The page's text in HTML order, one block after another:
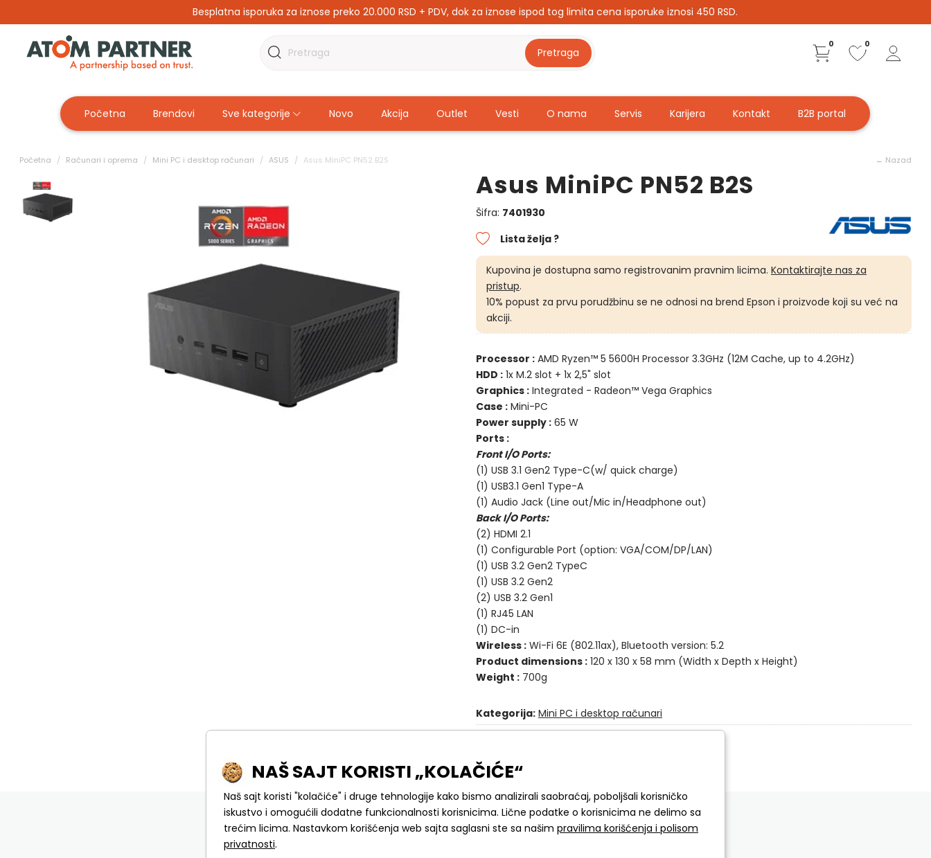
Besplatna isporuka za iznose preko 20.000 RSD + PDV, dok za iznose ispod tog limita cena isporuke iznosi 450 RSD.
0 0
Početna Brendovi Sve kategorije Novo Akcija Outlet Vesti O nama Servis Karijera Kontakt B2B portal
Početna Računari i oprema Mini PC i desktop računari ASUS Asus MiniPC PN52 B2S ← Nazad
Asus MiniPC PN52 B2S
Šifra: 7401930
Lista želja ?
Kupovina je dostupna samo registrovanim pravnim licima. Kontaktirajte nas za
pristup.
10% popust za prvu porudžbinu se ne odnosi na brend Epson i proizvode koji su već na
akciji.
Processor :AMD Ryzen™ 5 5600H Processor 3.3GHz (12M Cache, up to 4.2GHz)
HDD :1x M.2 slot + 1x 2,5" slot
Graphics :Integrated - Radeon™ Vega Graphics
Case :Mini-PC
Power supply :65 W
Ports :
Front I/O Ports:
(1) USB 3.1 Gen2 Type-C(w/ quick charge)
(1) USB3.1 Gen1 Type-A
(1) Audio Jack (Line out/Mic in/Headphone out)
Back I/O Ports:
(2) HDMI 2.1
(1) Configurable Port (option: VGA/COM/DP/LAN)
(1) USB 3.2 Gen2 TypeC
(1) USB 3.2 Gen2
(2) USB 3.2 Gen1
(1) RJ45 LAN
(1) DC-in
Wireless :Wi-Fi 6E (802.11ax), Bluetooth version: 5.2
Product dimensions :120 x 130 x 58 mm (Width x Depth x Height)
Weight :700g
Kategorija: Mini PC i desktop računari
DETALJNI OPIS SPECIFIKACIJA PITANJA I ODGOVORI
NAŠ SAJT KORISTI „KOLAČIĆE“
Naš sajt koristi "kolačiće" i druge tehnologije kako bismo analizirali saobraćaj, poboljšali korisničko
iskustvo i omogućili dodatne funkcionalnosti korisnicima. Lične podatke o korisnicima ne delimo sa
trećim licima. Nastavkom korišćenja web sajta saglasni ste sa našim pravilima korišćenja i polisom
privatnosti.